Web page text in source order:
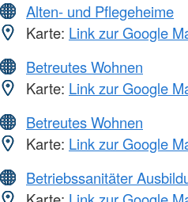
Alten- und Pflegeheime
Karte: Link zur Google
Betreutes Wohnen
Karte: Link zur Google
Betreutes Wohnen
Karte: Link zur Google
Betriebssanitäter